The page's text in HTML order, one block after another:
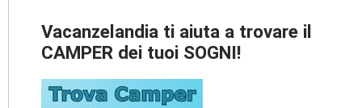
Vacanzelandia ti aiuta a trovare il
CAMPER dei tuoi SOGNI!